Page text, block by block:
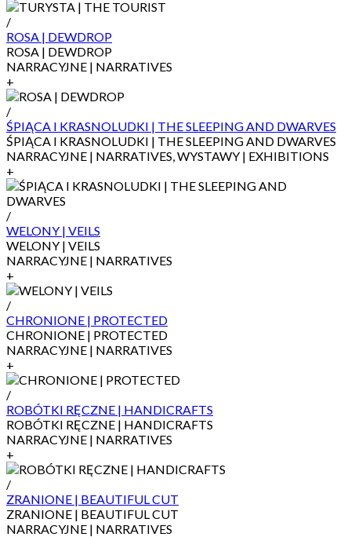
/
ROSA | DEWDROP
ROSA | DEWDROP
NARRACYJNE | NARRATIVES
+
/
ŚPIĄCA I KRASNOLUDKI | THE SLEEPING AND DWARVES
ŚPIĄCA I KRASNOLUDKI | THE SLEEPING AND DWARVES
NARRACYJNE | NARRATIVES, WYSTAWY | EXHIBITIONS
+
/
WELONY | VEILS
WELONY | VEILS
NARRACYJNE | NARRATIVES
+
/
CHRONIONE | PROTECTED
CHRONIONE | PROTECTED
NARRACYJNE | NARRATIVES
+
/
ROBÓTKI RĘCZNE | HANDICRAFTS
ROBÓTKI RĘCZNE | HANDICRAFTS
NARRACYJNE | NARRATIVES
+
/
ZRANIONE | BEAUTIFUL CUT
ZRANIONE | BEAUTIFUL CUT
NARRACYJNE | NARRATIVES